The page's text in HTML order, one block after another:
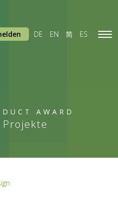
AWARD
DE EN 简 ES